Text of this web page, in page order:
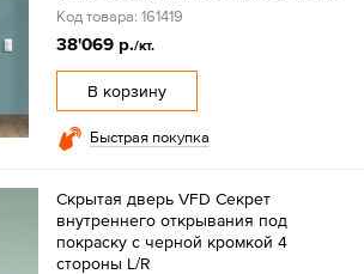
Код товара: 161419
38'069 р./кт.
В корзину
Быстрая покупка
Скрытая дверь VFD Секрет
внутреннего открывания под
покраску с черной кромкой 4
стороны L/R